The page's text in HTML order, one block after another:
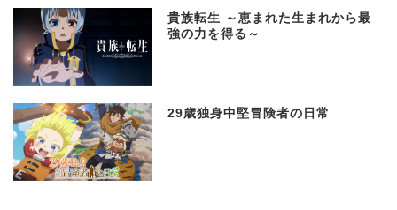
貴族転生 ～恵まれた生まれから最
強の力を得る～
29歳独身中堅冒険者の日常